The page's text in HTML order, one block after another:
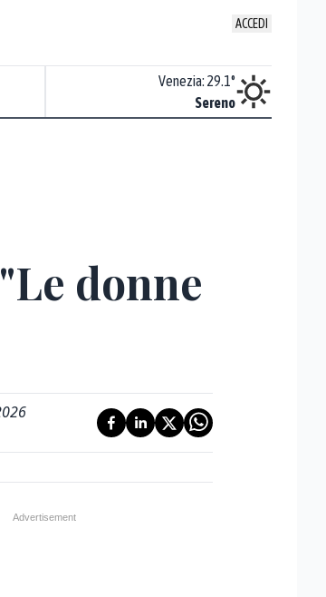
ACCEDI
Venezia: 29.1°
Sereno
donne